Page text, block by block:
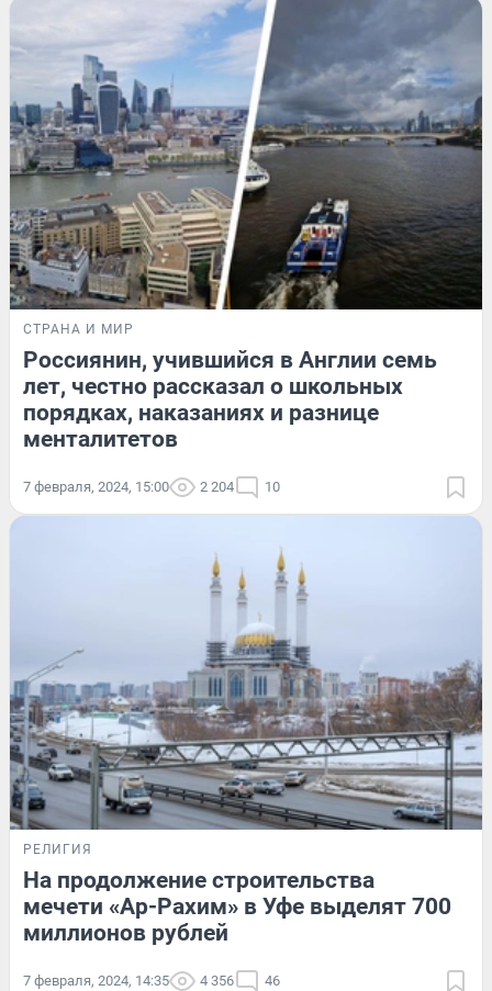
СТРАНА И МИР
Россиянин, учившийся в Англии семь
лет, честно рассказал о школьных
порядках, наказаниях и разнице
менталитетов
7 февраля, 2024, 15:00 2 204 10
РЕЛИГИЯ
На продолжение строительства
мечети «Ар-Рахим» в Уфе выделят 700
миллионов рублей
7 февраля, 2024, 14:35 4 356 46